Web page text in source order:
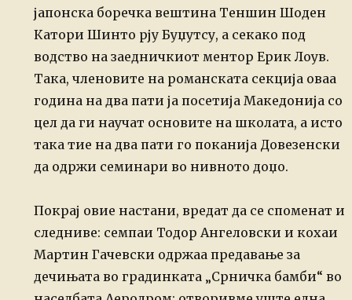
јапонска боречка вештина Теншин Шоден
Катори Шинто рју Буџутсу, а секако под
водство на заедничкиот ментор Ерик Лоув.
Така, членовите на романската секција оваа
година на два пати ја посетија Македонија со
цел да ги научат основите на школата, а исто
така тие на два пати го поканија Довезенски
да одржи семинари во нивното доџо.
Покрај овие настани, вредат да се споменат и
следниве: семпаи Тодор Ангеловски и кохаи
Мартин Гачевски одржаа предавање за
дечињата во градинката „Срничка бамби“ во